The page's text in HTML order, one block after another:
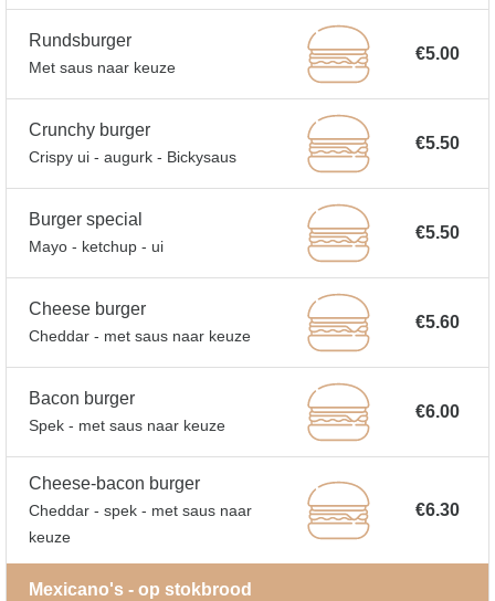
Rundsburger
Met saus naar keuze
€5.00
Crunchy burger
Crispy ui - augurk - Bickysaus
€5.50
Burger special
Mayo - ketchup - ui
€5.50
Cheese burger
Cheddar - met saus naar keuze
€5.60
Bacon burger
Spek - met saus naar keuze
€6.00
Cheese-bacon burger
Cheddar - spek - met saus naar
keuze
€6.30
Mexicano's - op stokbrood